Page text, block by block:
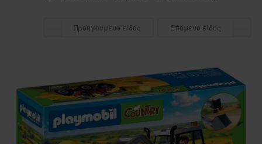
Προηγούμενο είδος Επόμενο είδος